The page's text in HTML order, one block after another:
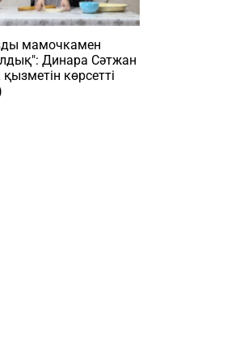
мамочкамен
Динара Сәтжан
қызметін көрсетті